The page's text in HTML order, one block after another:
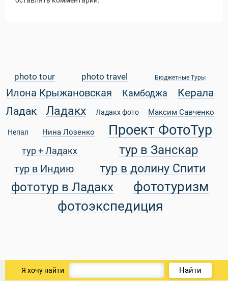
Туры
Статьи
photo tour photo travel Бюджетные Туры
Илона Крыжановская Камбоджа
Керала
Ладак
Ладакх Ладакх фото Максим Савченко
Непал Нина Лозенко Проект ФотоТур
тур + Ладакх тур в Занскар
тур в Индию тур в долину Спити
фототур в Ладакх
фототуризм
фотоэкспедиция
Я хочу найти Найти